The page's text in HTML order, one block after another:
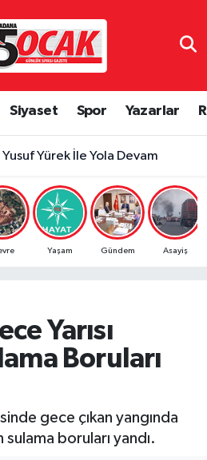
Siyaset Spor Yazarlar
Yürek İle Yola Devam
Yaşam Gündem Asayiş
Yarısı
Boruları
gece çıkan yangında
boruları yandı.
Haritası
ve Fikstür